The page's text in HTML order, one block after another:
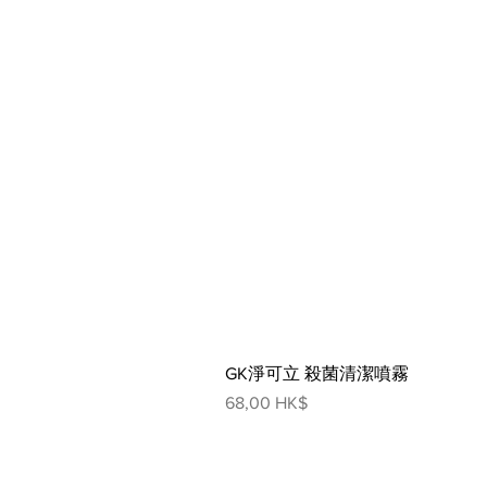
GK淨可立 殺菌清潔噴霧
價格
68,00 HK$